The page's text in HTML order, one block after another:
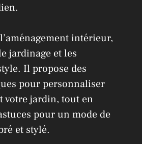
intérieur,
jardinage et les
Il propose des
pour personnaliser
votre jardin, tout en
pour un mode de
et stylé.